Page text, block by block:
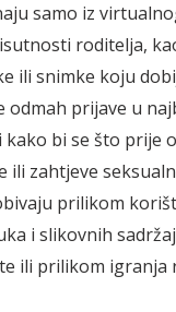
samo iz
roditelja,
ili snimke koju
odmah prijave u
kako bi se što prije
ili zahtjeve
prilikom
i slikovnih
ili prilikom igranja